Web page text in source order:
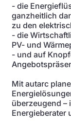
- die
ganzheitlich
zu den
- die
PV- und
- und auf
Mit autarc
überzeugend –
Energieberater